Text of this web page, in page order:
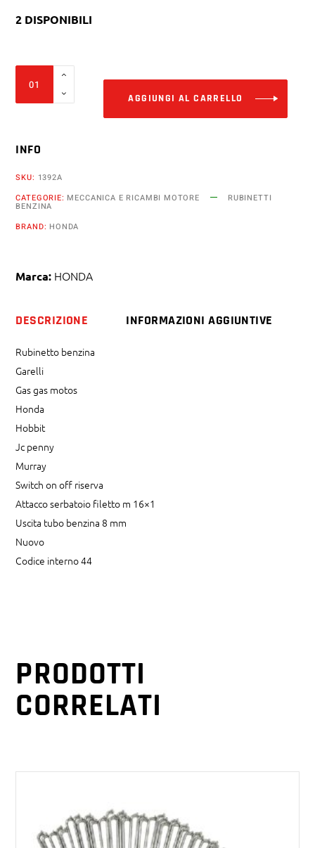
2 DISPONIBILI
Rubinetto
benzina
switch
Honda
cd44
AGGIUNGI AL CARRELLO
INFO
SKU: 1392A
CATEGORIE: MECCANICA E RICAMBI MOTORE RUBINETTI
BENZINA
BRAND: HONDA
Marca: HONDA
DESCRIZIONE INFORMAZIONI AGGIUNTIVE
Rubinetto benzina
Garelli
Gas gas motos
Honda
Hobbit
Jc penny
Murray
Switch on off riserva
Attacco serbatoio filetto m 16×1
Uscita tubo benzina 8 mm
Nuovo
Codice interno 44
PRODOTTI
CORRELATI